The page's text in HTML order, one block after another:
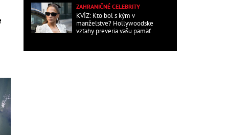
ZAHRANIČNÉ CELEBRITY
KVÍZ: Kto bol s kým v
manželstve? Hollywoodske
vzťahy preveria vašu pamäť